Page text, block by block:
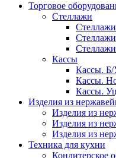
Торговое
Стеллажи
Кассы
Кассы.
Кассы.
Кассы.
Изделия из
Изделия из
Изделия из
Изделия из
Техника для кухни
Кондитерское